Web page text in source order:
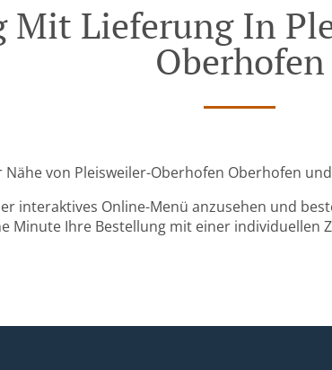
Mit Lieferung In
Oberhofen
Nähe von Pleisweiler-Oberhofen Oberhofen
interaktives Online-Menü anzusehen und
Minute Ihre Bestellung mit einer individuellen